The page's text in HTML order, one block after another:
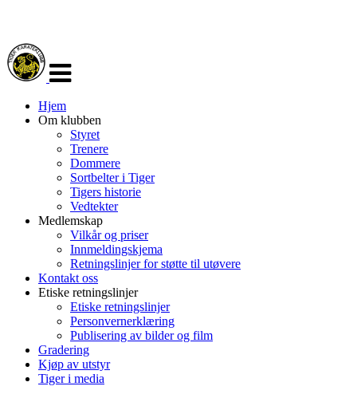
navigasjon
Hjem
Om klubben
Styret
Trenere
Dommere
Sortbelter i Tiger
Tigers historie
Vedtekter
Medlemskap
Vilkår og priser
Innmeldingskjema
Retningslinjer for støtte til utøvere
Kontakt oss
Etiske retningslinjer
Etiske retningslinjer
Personvernerklæring
Publisering av bilder og film
Gradering
Kjøp av utstyr
Tiger i media